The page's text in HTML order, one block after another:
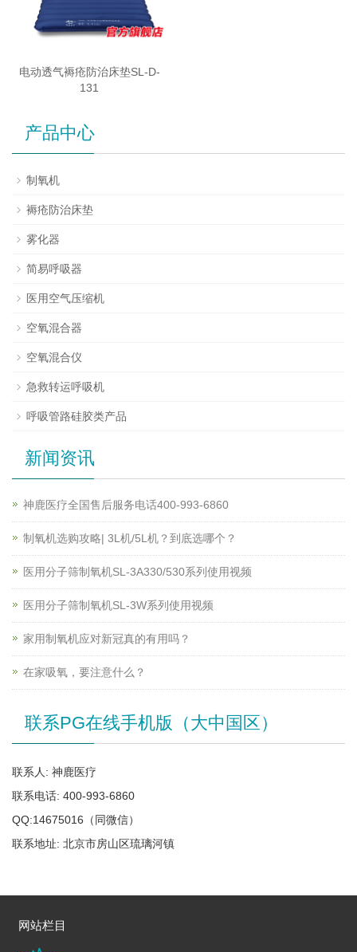
电动透气褥疮防治床垫SL-D-
131
产品中心
制氧机
褥疮防治床垫
雾化器
简易呼吸器
医用空气压缩机
空氧混合器
空氧混合仪
急救转运呼吸机
呼吸管路硅胶类产品
新闻资讯
神鹿医疗全国售后服务电话400-993-6860
制氧机选购攻略| 3L机/5L机？到底选哪个？
医用分子筛制氧机SL-3A330/530系列使用视频
医用分子筛制氧机SL-3W系列使用视频
家用制氧机应对新冠真的有用吗？
在家吸氧，要注意什么？
联系PG在线手机版（大中国区）
联系人: 神鹿医疗
联系电话: 400-993-6860
QQ:14675016（同微信）
联系地址: 北京市房山区琉璃河镇
网站栏目